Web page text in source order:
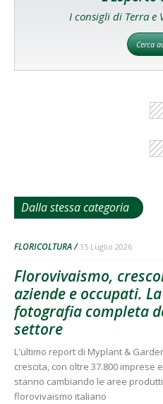
I consigli di Terra e
Cerca
Dalla stessa categoria
FLORICOLTURA 15 Luglio 2026
Florovivaismo,
aziende e occupati. La
fotografia completa
settore
L'ultimo report di Myplant &
crescita, con oltre 37.800 imprese
stanno cambiando le aree
florovivaismo italiano